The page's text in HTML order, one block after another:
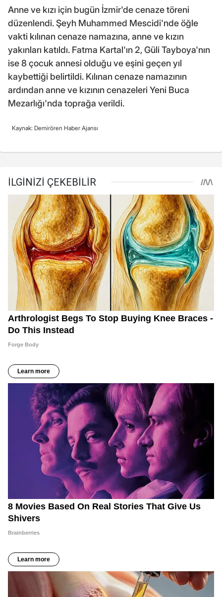
Anne ve kızı için bugün İzmir'de cenaze töreni
düzenlendi. Şeyh Muhammed Mescidi'nde öğle
vakti kılınan cenaze namazına, anne ve kızın
yakınları katıldı. Fatma Kartal'ın 2, Güli Tayboya'nın
ise 8 çocuk annesi olduğu ve eşini geçen yıl
kaybettiği belirtildi. Kılınan cenaze namazının
ardından anne ve kızının cenazeleri Yeni Buca
Mezarlığı'nda toprağa verildi.
Kaynak: Demirören Haber Ajansı